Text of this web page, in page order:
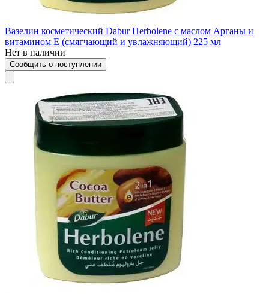
Вазелин косметический Dabur Herbolene с маслом Арганы и
витамином Е (смягчающий и увлажняющий) 225 мл
Нет в наличии
Сообщить о поступлении